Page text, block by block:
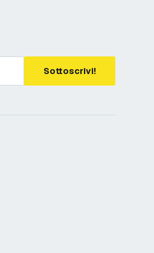
Sottoscrivi!